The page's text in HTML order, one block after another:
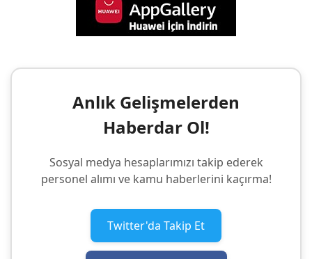
Anlık Gelişmelerden
Haberdar Ol!
Sosyal medya hesaplarımızı takip ederek
personel alımı ve kamu haberlerini kaçırma!
Twitter'da Takip Et